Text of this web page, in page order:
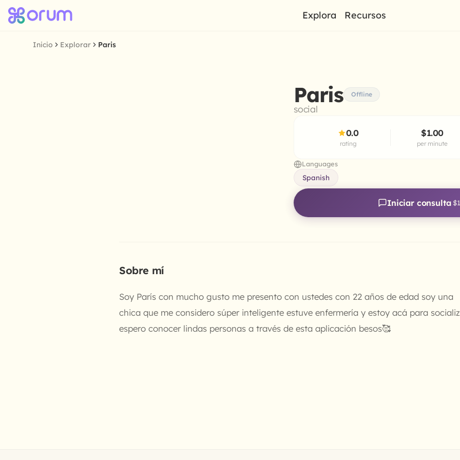
Explora Recursos
Inicio Explorar Paris
Paris Offline
social
0.0
rating
$1.00
per minute
Languages
Spanish
Iniciar consulta
Sobre mí
Soy París con mucho gusto me presento con ustedes con 22 años de edad soy una
chica que me considero súper inteligente estuve enfermería y estoy acá para
espero conocer lindas personas a través de esta aplicación besos🥰